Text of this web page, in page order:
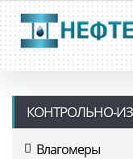
КОНТРОЛЬНО-
Влагомеры